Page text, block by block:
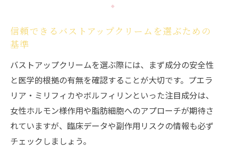
信頼できるバストアップクリームを選ぶための
基準
バストアップクリームを選ぶ際には、まず成分の安全性
と医学的根拠の有無を確認することが大切です。プエラ
リア・ミリフィカやボルフィリンといった注目成分は、
女性ホルモン様作用や脂肪細胞へのアプローチが期待さ
れていますが、臨床データや副作用リスクの情報も必ず
チェックしましょう。